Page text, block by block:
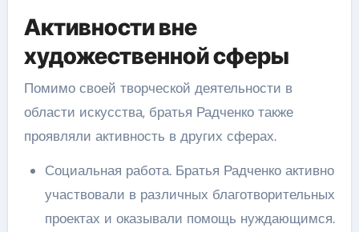
Активности вне
художественной сферы
Помимо своей творческой деятельности в
области искусства, братья Радченко также
проявляли активность в других сферах.
Социальная работа. Братья Радченко активно
участвовали в различных благотворительных
проектах и оказывали помощь нуждающимся.